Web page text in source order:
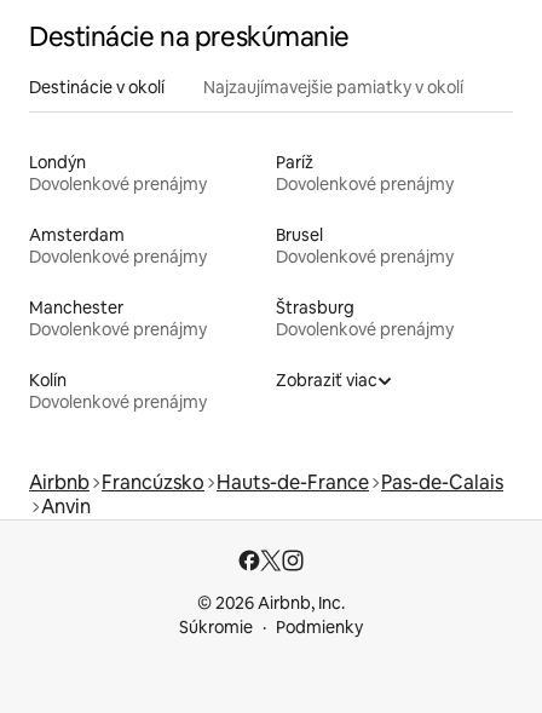
Destinácie na preskúmanie
Destinácie v okolí Najzaujímavejšie pamiatky v okolí
Londýn
Dovolenkové prenájmy
Paríž
Dovolenkové prenájmy
Amsterdam
Dovolenkové prenájmy
Brusel
Dovolenkové prenájmy
Manchester
Dovolenkové prenájmy
Štrasburg
Dovolenkové prenájmy
Kolín
Dovolenkové prenájmy
Zobraziť viac
Airbnb Francúzsko Hauts-de-France Pas-de-Calais
Anvin
© 2026 Airbnb, Inc.
Súkromie
Podmienky